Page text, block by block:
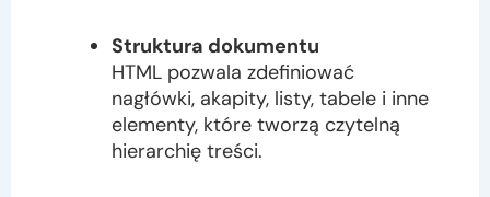
Struktura dokumentu
HTML pozwala zdefiniować
nagłówki, akapity, listy, tabele i inne
elementy, które tworzą czytelną
hierarchię treści.